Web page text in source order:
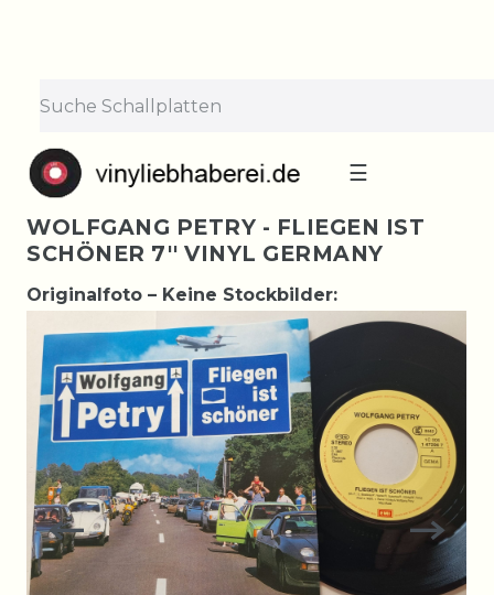
☰
WOLFGANG PETRY - FLIEGEN IST
SCHÖNER 7'' VINYL GERMANY
Originalfoto – Keine Stockbilder: